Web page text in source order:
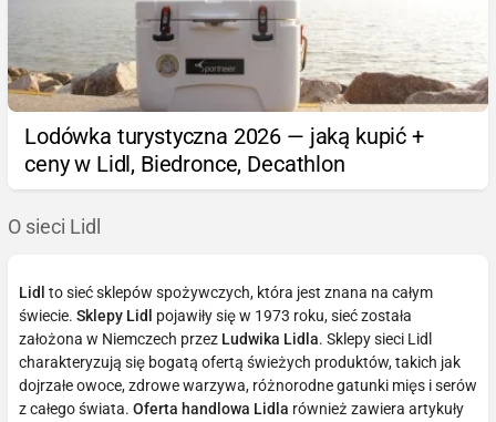
Lodówka turystyczna 2026 — jaką kupić +
ceny w Lidl, Biedronce, Decathlon
O sieci Lidl
Lidl to sieć sklepów spożywczych, która jest znana na całym
świecie. Sklepy Lidl pojawiły się w 1973 roku, sieć została
założona w Niemczech przez Ludwika Lidla. Sklepy sieci Lidl
charakteryzują się bogatą ofertą świeżych produktów, takich jak
dojrzałe owoce, zdrowe warzywa, różnorodne gatunki mięs i serów
z całego świata. Oferta handlowa Lidla również zawiera artykuły